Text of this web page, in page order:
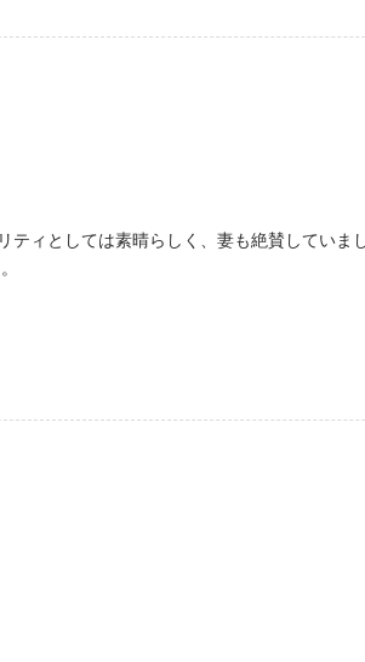
ティとしては素晴らしく、妻も絶賛していま